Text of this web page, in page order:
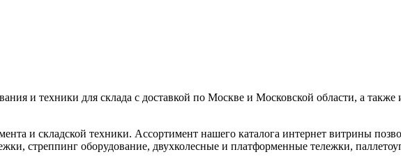
и техники для склада с доставкой по Москве и Московской области, а
и складской техники. Ассортимент нашего каталога интернет витрины
стреппинг оборудование, двухколесные и платформенные тележки,